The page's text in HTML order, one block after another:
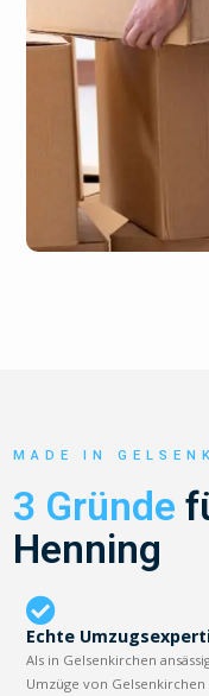
MADE IN
3 Gründe
Henning
Echte
Als in Gelsenkirchen
Umzüge von